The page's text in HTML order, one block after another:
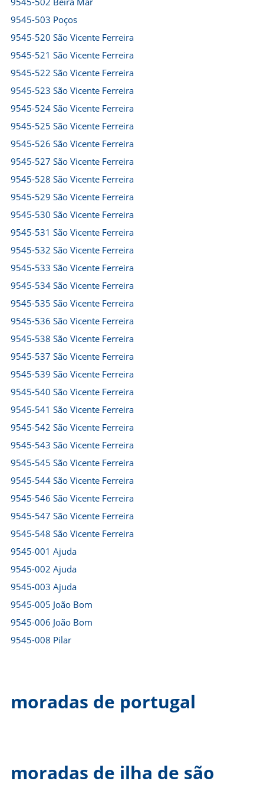
9545-503 Poços
9545-520 São Vicente Ferreira
9545-521 São Vicente Ferreira
9545-522 São Vicente Ferreira
9545-523 São Vicente Ferreira
9545-524 São Vicente Ferreira
9545-525 São Vicente Ferreira
9545-526 São Vicente Ferreira
9545-527 São Vicente Ferreira
9545-528 São Vicente Ferreira
9545-529 São Vicente Ferreira
9545-530 São Vicente Ferreira
9545-531 São Vicente Ferreira
9545-532 São Vicente Ferreira
9545-533 São Vicente Ferreira
9545-534 São Vicente Ferreira
9545-535 São Vicente Ferreira
9545-536 São Vicente Ferreira
9545-538 São Vicente Ferreira
9545-537 São Vicente Ferreira
9545-539 São Vicente Ferreira
9545-540 São Vicente Ferreira
9545-541 São Vicente Ferreira
9545-542 São Vicente Ferreira
9545-543 São Vicente Ferreira
9545-545 São Vicente Ferreira
9545-544 São Vicente Ferreira
9545-546 São Vicente Ferreira
9545-547 São Vicente Ferreira
9545-548 São Vicente Ferreira
9545-001 Ajuda
9545-002 Ajuda
9545-003 Ajuda
9545-005 João Bom
9545-006 João Bom
9545-008 Pilar
moradas de portugal
moradas de ilha de são